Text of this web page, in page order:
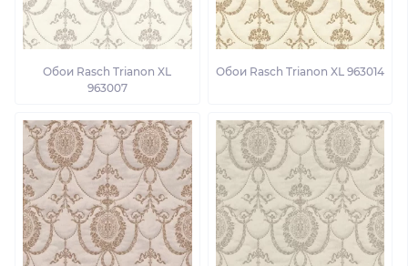
Обои Rasch Trianon XL
963007
Обои Rasch Trianon XL 963014